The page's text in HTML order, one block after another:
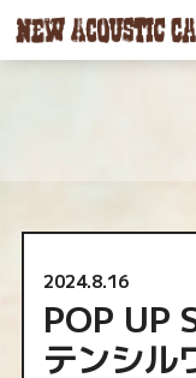
2024.8.16
POP UP
テンシル